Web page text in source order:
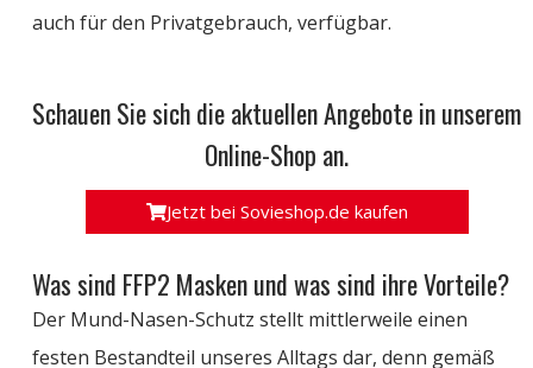
auch für den Privatgebrauch, verfügbar.
Schauen Sie sich die aktuellen Angebote in unserem
Online-Shop an.
Jetzt bei Sovieshop.de kaufen
Was sind FFP2 Masken und was sind ihre Vorteile?
Der Mund-Nasen-Schutz stellt mittlerweile einen
festen Bestandteil unseres Alltags dar, denn gemäß